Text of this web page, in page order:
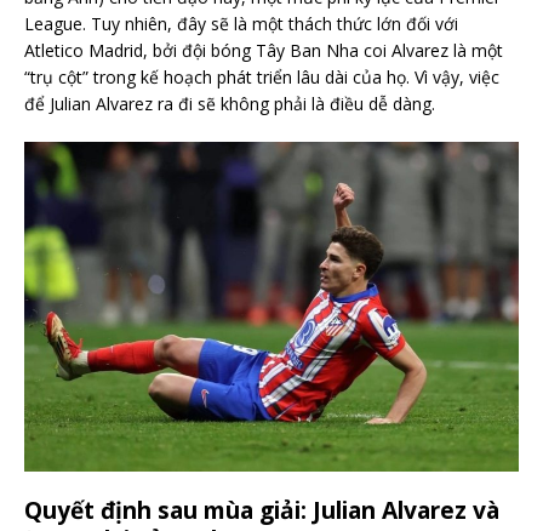
League. Tuy nhiên, đây sẽ là một thách thức lớn đối với
Atletico Madrid, bởi đội bóng Tây Ban Nha coi Alvarez là một
“trụ cột” trong kế hoạch phát triển lâu dài của họ. Vì vậy, việc
để Julian Alvarez ra đi sẽ không phải là điều dễ dàng.
Quyết định sau mùa giải: Julian Alvarez và